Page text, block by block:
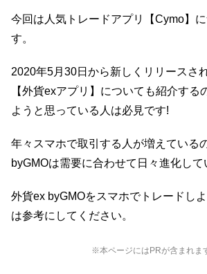
今回は人気トレードアプリ【Cymo】
す。
2020年5月30日から新しくリリースさ
【外貨exアプリ】についても紹介する
ようと思っている人は必見です!
年々スマホで取引する人が増えている
byGMOは需要に合わせて日々進化して
外貨ex byGMOをスマホでトレードし
は参考にしてください。
※本ページにはPRが含まれま